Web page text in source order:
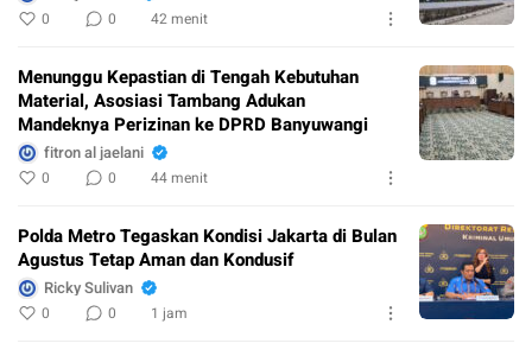
0 0 42 menit
Menunggu Kepastian di Tengah Kebutuhan
Material, Asosiasi Tambang Adukan
Mandeknya Perizinan ke DPRD Banyuwangi
fitron al jaelani
0 0 44 menit
Polda Metro Tegaskan Kondisi Jakarta di Bulan
Agustus Tetap Aman dan Kondusif
Ricky Sulivan
0 0 1 jam